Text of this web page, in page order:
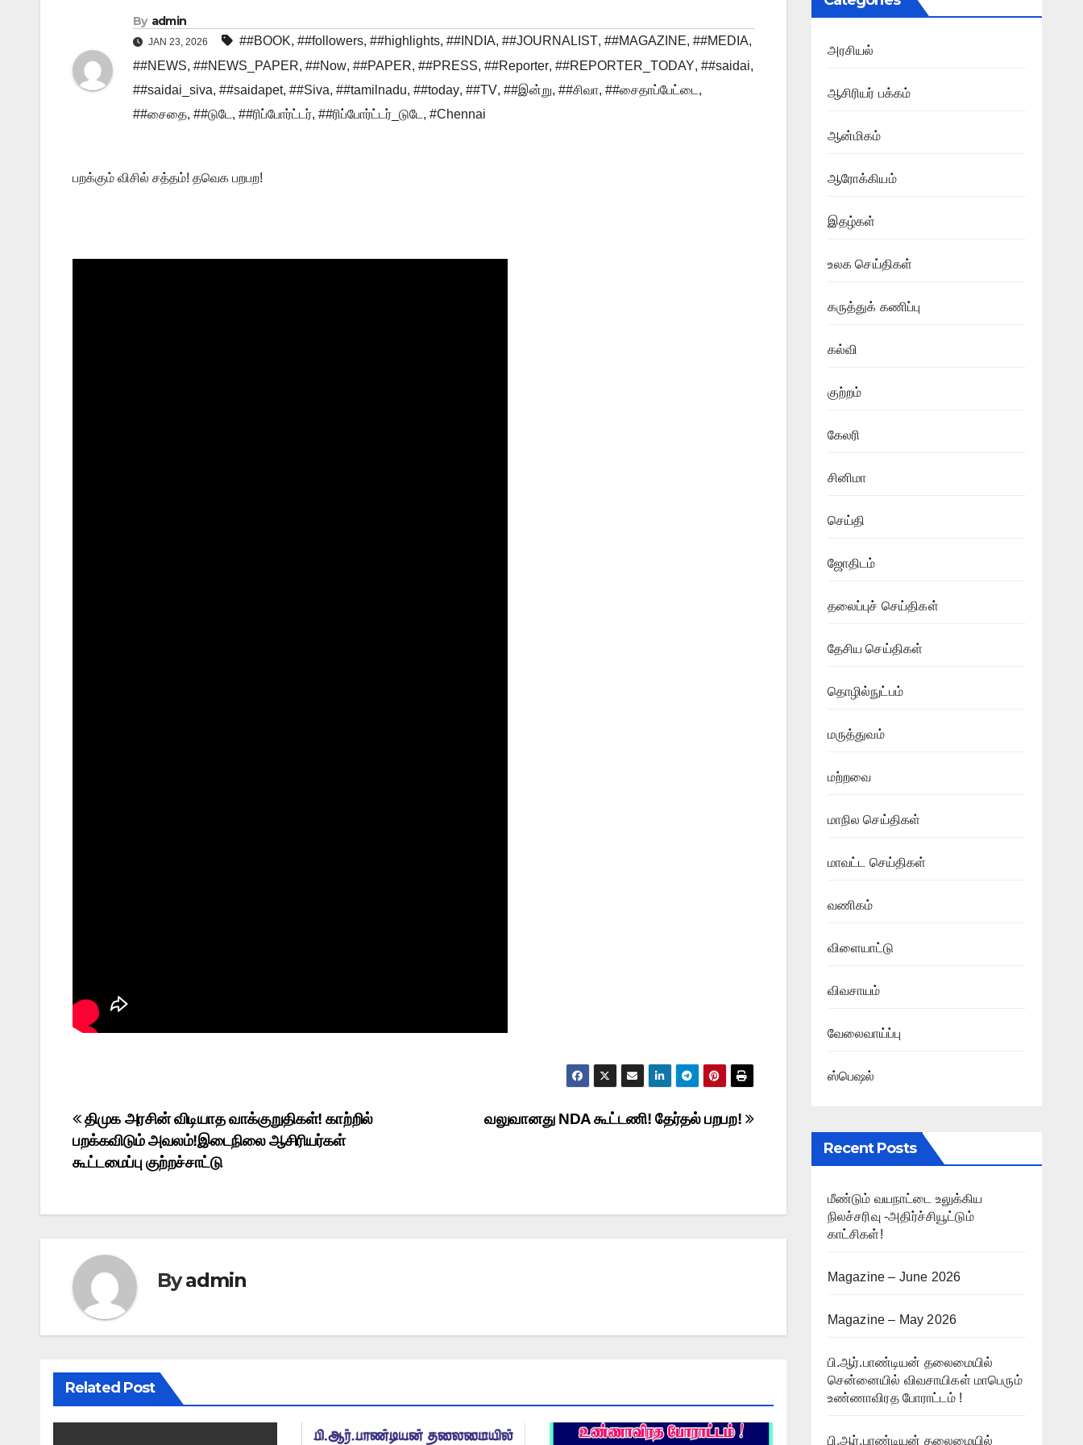
By admin
JAN 23, 2026 ##BOOK, ##followers, ##highlights, ##INDIA, ##JOURNALIST, ##MAGAZINE, ##MEDIA,
##NEWS, ##NEWS_PAPER, ##Now, ##PAPER, ##PRESS, ##Reporter, ##REPORTER_TODAY, ##saidai,
##saidai_siva, ##saidapet, ##Siva, ##tamilnadu, ##today, ##TV, ##இன்று, ##சிவா, ##சைதாப்பேட்டை ,
##சைதை, ##டுடே , ##ரிப்போர்ட்டர், ##ரிப்போர்ட்டர்_டுடே , #Chennai
பறக்கும் விசில் சத்தம்! தவெக பறபற!
Post
navigation
வலுவானது NDA கூட்டணி! தேர்தல் பறபற!
திமுக அரசின் விடியாத வாக்குறுதிகள்! காற்றில்
பறக்கவிடும் அவலம்!இடைநிலை ஆசிரியர்கள்
கூட்டமைப்பு குற்றச்சாட்டு
Byadmin
Related Post
அரசியல்
ஆசிரியர் பக்கம்
ஆன்மிகம்
ஆரோக்கியம்
இதழ்கள்
உலக செய்திகள்
கருத்துக் கணிப்பு
கல்வி
குற்றம்
கேலரி
சினிமா
செய்தி
ஜோதிடம்
தலைப்புச் செய்திகள்
தேசிய செய்திகள்
தொழில்நுட்பம்
மருத்துவம்
மற்றவை
மாநில செய்திகள்
மாவட்ட செய்திகள்
வணிகம்
விளையாட்டு
விவசாயம்
வேலைவாய்ப்பு
ஸ்பெஷல்
Recent Posts
மீண்டும் வயநாட்டை உலுக்கிய
நிலச்சரிவு -அதிர்ச்சியூட்டும்
காட்சிகள்!
Magazine – June 2026
Magazine – May 2026
பி.ஆர்.பாண்டியன் தலைமையில்
சென்னையில் விவசாயிகள் மாபெரும்
உண்ணாவிரத போராட்டம் !
பி.ஆர்.பாண்டியன் தலைமையில்